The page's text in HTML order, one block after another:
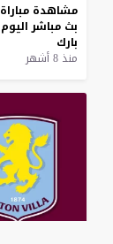
مشاهدة مباراة
بث مباشر اليوم
بارك
منذ 8 أشهر